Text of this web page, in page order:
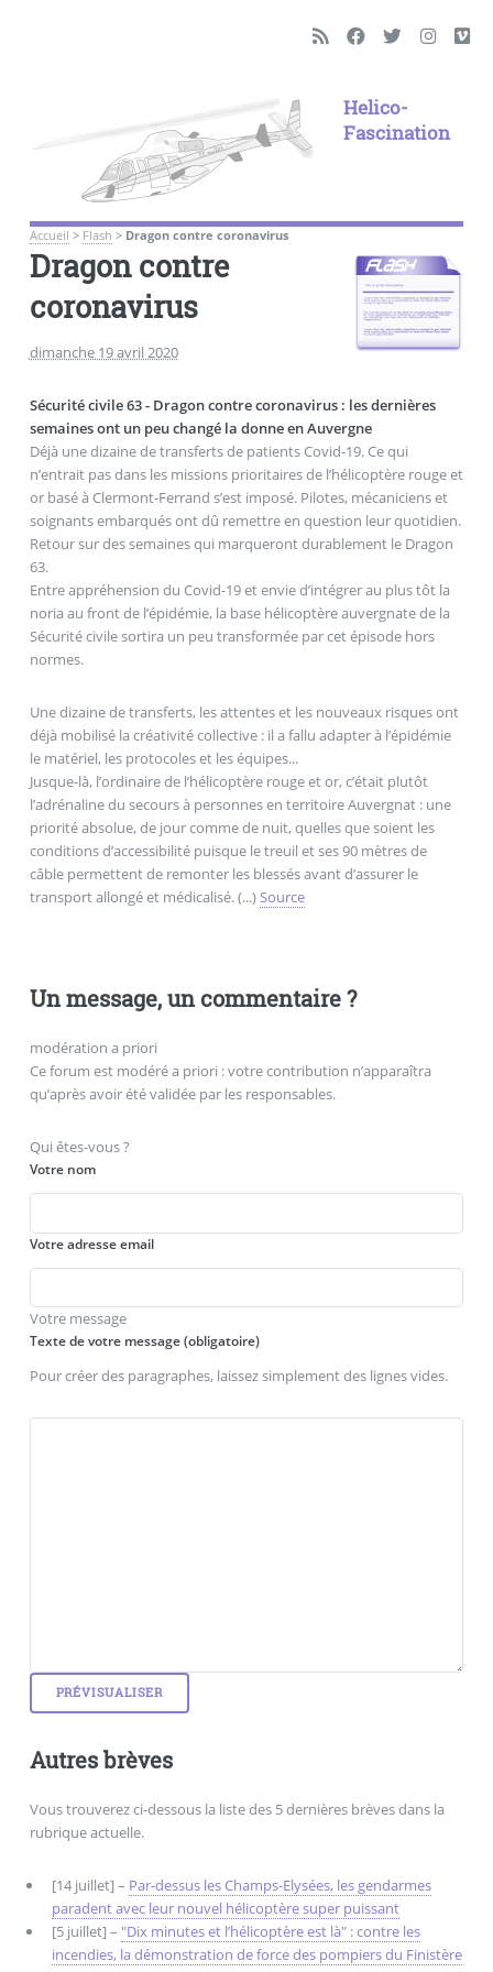
Helico-
Fascination
Accueil > Flash > Dragon contre coronavirus
Dragon contre
coronavirus
dimanche 19 avril 2020
Sécurité civile 63 - Dragon contre coronavirus : les dernières
semaines ont un peu changé la donne en Auvergne
Déjà une dizaine de transferts de patients Covid-19. Ce qui
n’entrait pas dans les missions prioritaires de l’hélicoptère rouge et
or basé à Clermont-Ferrand s’est imposé. Pilotes, mécaniciens et
soignants embarqués ont dû remettre en question leur quotidien.
Retour sur des semaines qui marqueront durablement le Dragon
63.
Entre appréhension du Covid-19 et envie d’intégrer au plus tôt la
noria au front de l’épidémie, la base hélicoptère auvergnate de la
Sécurité civile sortira un peu transformée par cet épisode hors
normes.
Une dizaine de transferts, les attentes et les nouveaux risques ont
déjà mobilisé la créativité collective : il a fallu adapter à l’épidémie
le matériel, les protocoles et les équipes...
Jusque-là, l’ordinaire de l’hélicoptère rouge et or, c’était plutôt
l’adrénaline du secours à personnes en territoire Auvergnat : une
priorité absolue, de jour comme de nuit, quelles que soient les
conditions d’accessibilité puisque le treuil et ses 90 mètres de
câble permettent de remonter les blessés avant d’assurer le
transport allongé et médicalisé. (...)Source
Un message, un commentaire ?
modération a priori
Ce forum est modéré a priori : votre contribution n’apparaîtra
qu’après avoir été validée par les responsables.
Qui êtes-vous ?
Votre nom
Votre adresse email
Votre message
Texte de votre message (obligatoire)
Pour créer des paragraphes, laissez simplement des lignes vides.
Autres brèves
Vous trouverez ci-dessous la liste des 5 dernières brèves dans la
rubrique actuelle.
[14 juillet] – Par-dessus les Champs-Elysées, les gendarmes
paradent avec leur nouvel hélicoptère super puissant
[5 juillet] – "Dix minutes et l’hélicoptère est là" : contre les
incendies, la démonstration de force des pompiers du Finistère